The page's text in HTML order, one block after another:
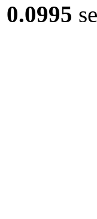
0.0995